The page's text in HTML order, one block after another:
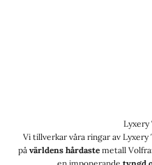
Lyxery
Vi tillverkar våra ringar av
på världens hårdastemetall